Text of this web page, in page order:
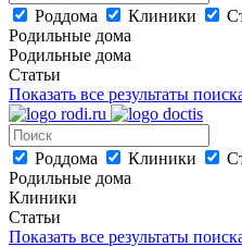
Роддома Клиники
Родильные дома
Родильные дома
Статьи
Показать все результаты
Роддома Клиники
Родильные дома
Клиники
Статьи
Показать все результаты